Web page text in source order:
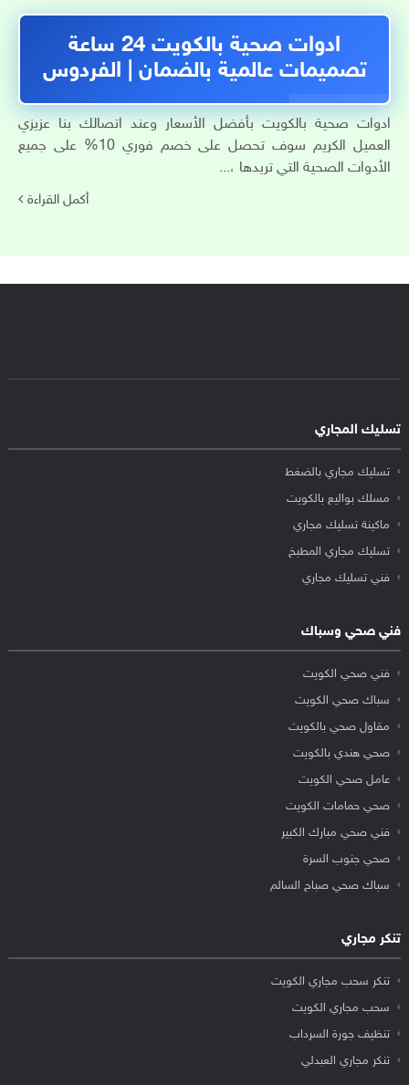
ادوات صحية بالكويت 24 ساعة
تصميمات عالمية بالضمان | الفردوس
ادوات صحية بالكويت بأفضل الأسعار وعند اتصالك بنا عزيزي
العميل الكريم سوف تحصل على خصم فوري 10% على جميع
الأدوات الصحية التي تريدها ،...
أكمل القراءة
تسليك المجاري
تسليك مجاري بالضغط
مسلك بواليع بالكويت
ماكينة تسليك مجاري
تسليك مجاري المطبخ
فني تسليك مجاري
فني صحي وسباك
فني صحي الكويت
سباك صحي الكويت
مقاول صحي بالكويت
صحي هندي بالكويت
عامل صحي الكويت
صحي حمامات الكويت
فني صحي مبارك الكبير
صحي جنوب السرة
سباك صحي صباح السالم
تنكر مجاري
تنكر سحب مجاري الكويت
سحب مجاري الكويت
تنظيف جورة السرداب
تنكر مجاري العبدلي